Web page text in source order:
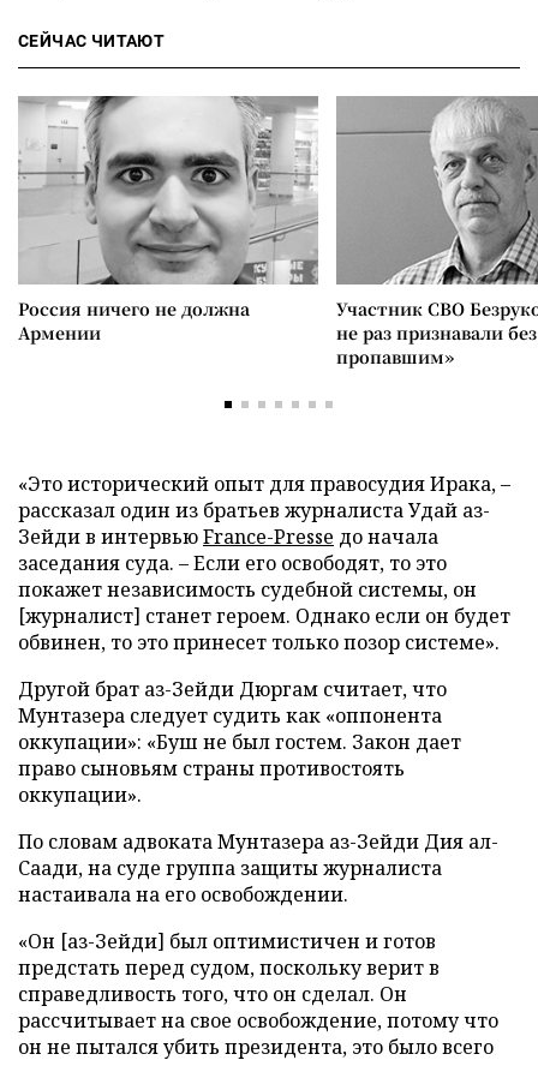
СЕЙЧАС ЧИТАЮТ
Россия ничего не должна
Армении
Участник СВО
не раз признавали
пропавшим»
«Это исторический опыт для правосудия Ирака, –
рассказал один из братьев журналиста Удай аз-
Зейди в интервьюFrance-Pressе до начала
заседания суда. – Если его освободят, то это
покажет независимость судебной системы, он
[журналист] станет героем. Однако если он будет
обвинен, то это принесет только позор системе».
Другой брат аз-Зейди Дюргам считает, что
Мунтазера следует судить как «оппонента
оккупации»: «Буш не был гостем. Закон дает
право сыновьям страны противостоять
оккупации».
По словам адвоката Мунтазера аз-Зейди Дия ал-
Саади, на суде группа защиты журналиста
настаивала на его освобождении.
«Он [аз-Зейди] был оптимистичен и готов
предстать перед судом, поскольку верит в
справедливость того, что он сделал. Он
рассчитывает на свое освобождение, потому что
он не пытался убить президента, это было всего